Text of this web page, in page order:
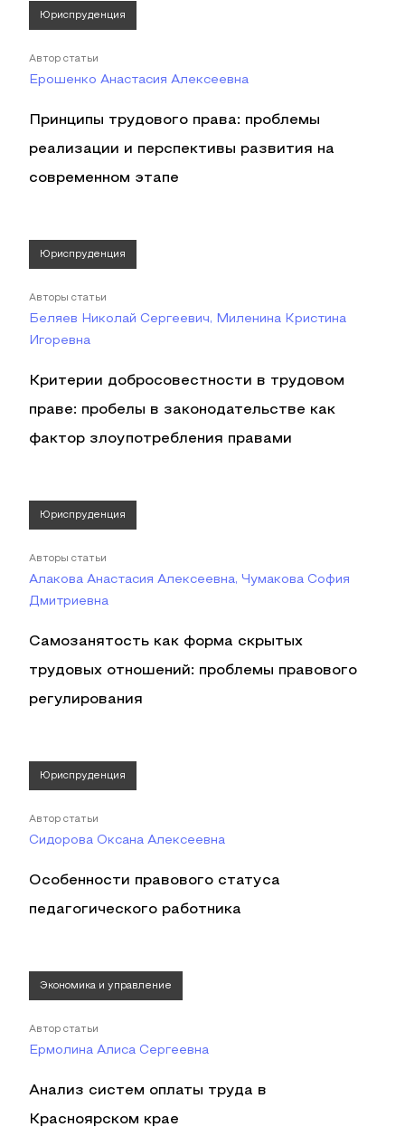
Юриспруденция
Автор статьи
Ерошенко Анастасия Алексеевна
Принципы трудового права: проблемы
реализации и перспективы развития на
современном этапе
Юриспруденция
Авторы статьи
Беляев Николай Сергеевич, Миленина Кристина
Игоревна
Критерии добросовестности в трудовом
праве: пробелы в законодательстве как
фактор злоупотребления правами
Юриспруденция
Авторы статьи
Алакова Анастасия Алексеевна, Чумакова София
Дмитриевна
Самозанятость как форма скрытых
трудовых отношений: проблемы правового
регулирования
Юриспруденция
Автор статьи
Сидорова Оксана Алексеевна
Особенности правового статуса
педагогического работника
Экономика и управление
Автор статьи
Ермолина Алиса Сергеевна
Анализ систем оплаты труда в
Красноярском крае